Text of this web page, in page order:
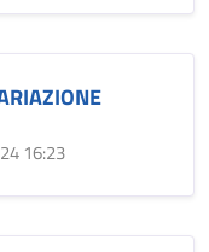
16:23